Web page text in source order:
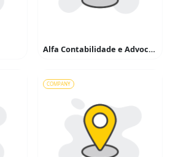
Alfa Contabilidade e Advocacia
COMPANY